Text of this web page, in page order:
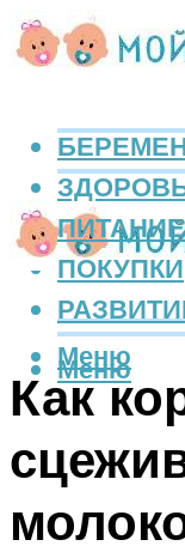
ПИТАНИЕ
ПОКУПКИ
Меню
Меню
Как